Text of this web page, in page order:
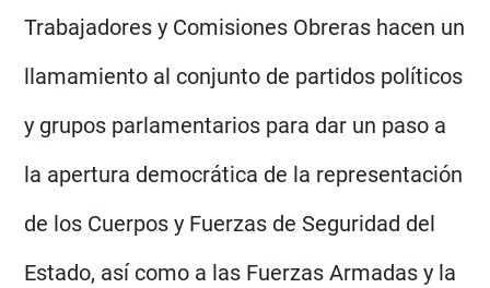
Trabajadores y Comisiones Obreras hacen un
llamamiento al conjunto de partidos políticos
y grupos parlamentarios para dar un paso a
la apertura democrática de la representación
de los Cuerpos y Fuerzas de Seguridad del
Estado, así como a las Fuerzas Armadas y la